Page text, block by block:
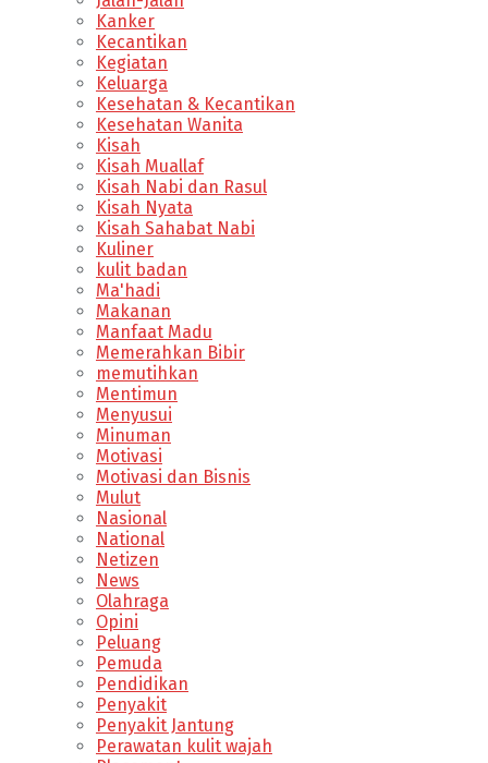
Kanker
Kecantikan
Kegiatan
Keluarga
Kesehatan & Kecantikan
Kesehatan Wanita
Kisah
Kisah Muallaf
Kisah Nabi dan Rasul
Kisah Nyata
Kisah Sahabat Nabi
Kuliner
kulit badan
Ma'hadi
Makanan
Manfaat Madu
Memerahkan Bibir
memutihkan
Mentimun
Menyusui
Minuman
Motivasi
Motivasi dan Bisnis
Mulut
Nasional
National
Netizen
News
Olahraga
Opini
Peluang
Pemuda
Pendidikan
Penyakit
Penyakit Jantung
Perawatan kulit wajah